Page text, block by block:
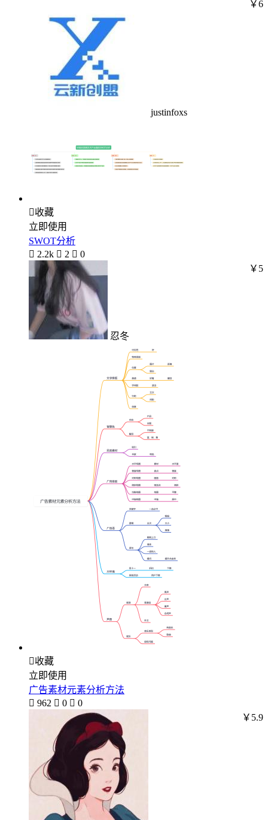
justinfoxs
￥6
收藏
立即使用
SWOT分析
 2.2k  2  0
忍冬
￥5
收藏
立即使用
广告素材元素分析方法
 962  0  0
￥5.9